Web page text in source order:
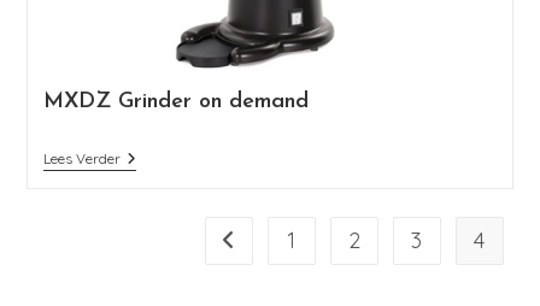
MXDZ Grinder on demand
Lees Verder
1 2 3 4